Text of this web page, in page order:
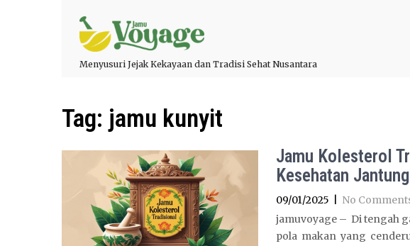
Menyusuri Jejak Kekayaan dan Tradisi Sehat Nusantara
Tag: jamu kunyit
Jamu Kolesterol
Kesehatan Jantung
09/01/2025 No
jamuvoyage – Di tengah
pola makan yang